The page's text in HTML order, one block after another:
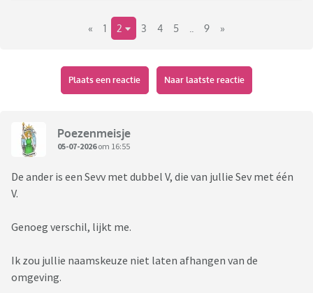
« 1 2 3 4 5 9 »
Plaats een reactie Naar laatste reactie
Poezenmeisje
05-07-2026om 16:55
De ander is een Sevv met dubbel V, die van jullie Sev met één
V.
Genoeg verschil, lijkt me.
Ik zou jullie naamskeuze niet laten afhangen van de
omgeving.